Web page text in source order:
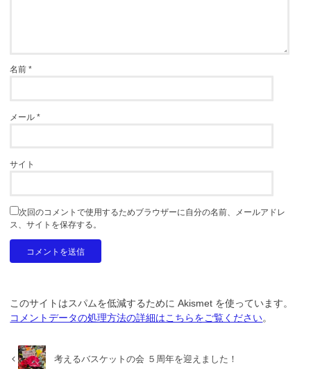
名前*
メール*
サイト
次回のコメントで使用するためブラウザーに自分の名前、メールアドレ
ス、サイトを保存する。
このサイトはスパムを低減するために Akismet を使っています。
コメントデータの処理方法の詳細はこちらをご覧ください。
考えるバスケットの会 ５周年を迎えました！